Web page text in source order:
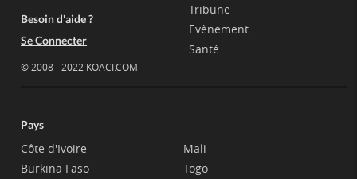
Besoin d'aide ?
Se Connecter
© 2008 - 2022 KOACI.COM
Tribune
Evènement
Santé
Pays
Côte d'Ivoire
Burkina Faso
Mali
Togo